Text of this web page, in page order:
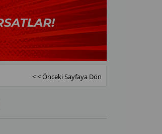
< < Önceki Sayfaya Dön